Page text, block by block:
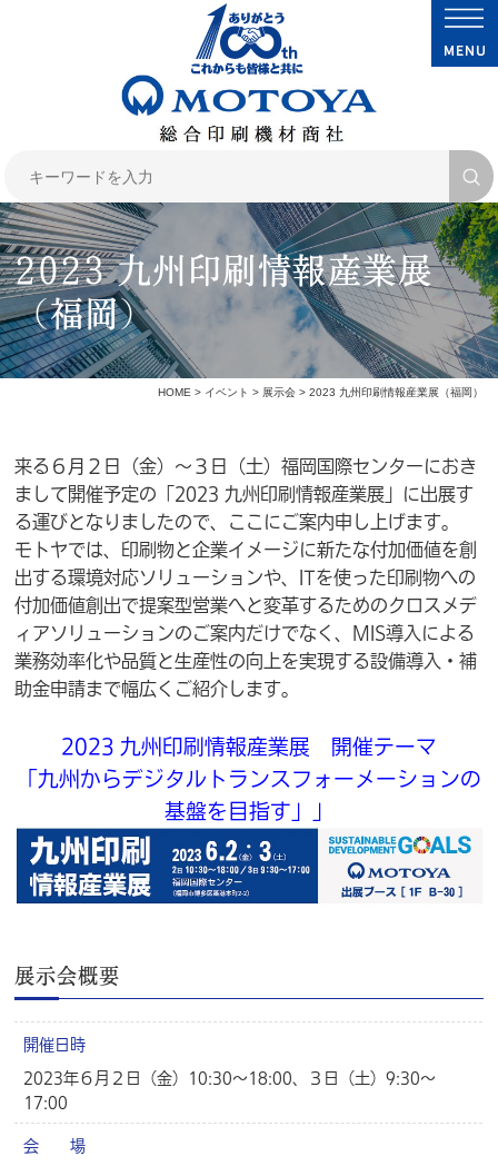
2023 九州印刷情報産業展
（福岡）
HOME> イベント > 展示会> 2023 九州印刷情報産業展（福岡）
来る６月２日（金）～３日（土）福岡国際センターにおき
まして開催予定の「2023 九州印刷情報産業展」に出展す
る運びとなりましたので、ここにご案内申し上げます。
モトヤでは、印刷物と企業イメージに新たな付加価値を創
出する環境対応ソリューションや、ITを使った印刷物への
付加価値創出で提案型営業へと変革するためのクロスメデ
ィアソリューションのご案内だけでなく、MIS導入による
業務効率化や品質と生産性の向上を実現する設備導入・補
助金申請まで幅広くご紹介します。
2023 九州印刷情報産業展 開催テーマ
「九州からデジタルトランスフォーメーションの
基盤を目指す」」
展示会概要
開催日時
2023年６月２日（金）10:30～18:00、３日（土）9:30～
17:00
会 場